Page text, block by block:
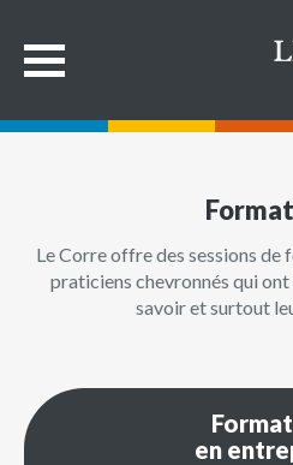
Le Corre offre des sessions de
praticiens chevronnés qui
savoir et surtout
en